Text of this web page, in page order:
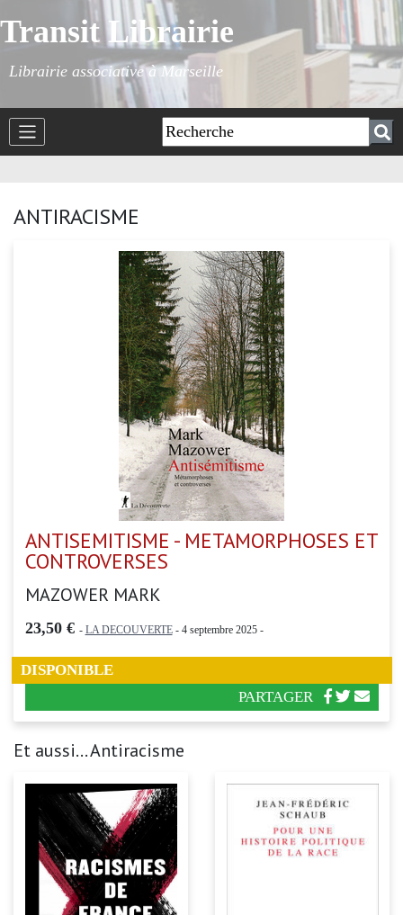
Transit Librairie
Librairie associative à Marseille
ANTIRACISME
ANTISEMITISME - METAMORPHOSES ET
CONTROVERSES
MAZOWER MARK
23,50 € - LA DECOUVERTE- 4 septembre 2025 -
DISPONIBLE
PARTAGER
Et aussi... Antiracisme